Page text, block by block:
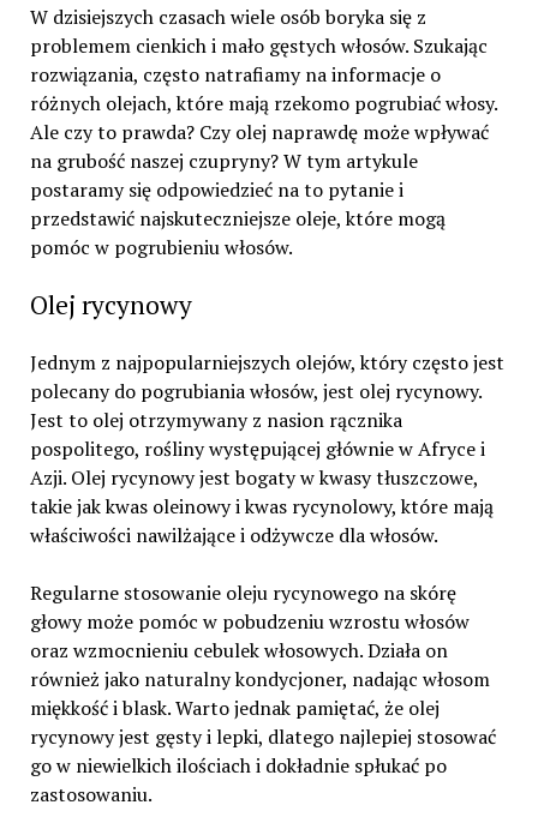
W dzisiejszych czasach wiele osób boryka się z
problemem cienkich i mało gęstych włosów. Szukając
rozwiązania, często natrafiamy na informacje o
różnych olejach, które mają rzekomo pogrubiać włosy.
Ale czy to prawda? Czy olej naprawdę może wpływać
na grubość naszej czupryny? W tym artykule
postaramy się odpowiedzieć na to pytanie i
przedstawić najskuteczniejsze oleje, które mogą
pomóc w pogrubieniu włosów.
Olej rycynowy
Jednym z najpopularniejszych olejów, który często jest
polecany do pogrubiania włosów, jest olej rycynowy.
Jest to olej otrzymywany z nasion rącznika
pospolitego, rośliny występującej głównie w Afryce i
Azji. Olej rycynowy jest bogaty w kwasy tłuszczowe,
takie jak kwas oleinowy i kwas rycynolowy, które mają
właściwości nawilżające i odżywcze dla włosów.
Regularne stosowanie oleju rycynowego na skórę
głowy może pomóc w pobudzeniu wzrostu włosów
oraz wzmocnieniu cebulek włosowych. Działa on
również jako naturalny kondycjoner, nadając włosom
miękkość i blask. Warto jednak pamiętać, że olej
rycynowy jest gęsty i lepki, dlatego najlepiej stosować
go w niewielkich ilościach i dokładnie spłukać po
zastosowaniu.